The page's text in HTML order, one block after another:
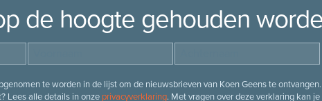
de hoogte gehouden
te worden in de lijst om de nieuwsbrieven van Koen Geens te
Lees alle details in onze privacyverklaring. Met vragen over deze verklaring kan